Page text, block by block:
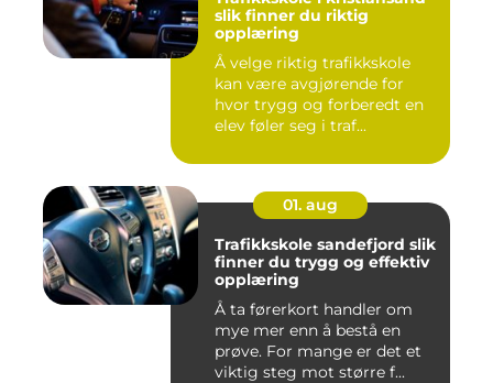
slik finner du riktig
opplæring
Å velge riktig trafikkskole
kan være avgjørende for
hvor trygg og forberedt en
elev føler seg i traf...
01. aug
Trafikkskole sandefjord slik
finner du trygg og effektiv
opplæring
Å ta førerkort handler om
mye mer enn å bestå en
prøve. For mange er det et
viktig steg mot større f...